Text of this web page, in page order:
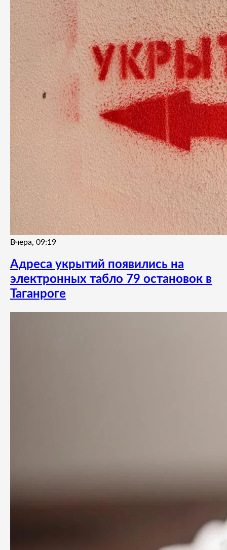
Вчера, 09:19
Адреса укрытий появились на
электронных табло 79 остановок в
Таганроге